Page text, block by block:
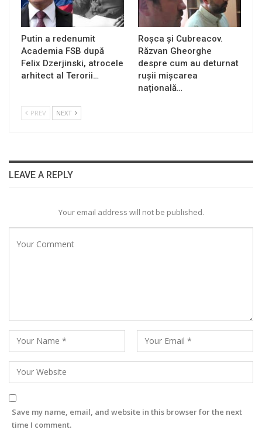
Putin a redenumit
Academia FSB după
Felix Dzerjinski, atrocele
arhitect al Terorii…
Roșca și Cubreacov.
Răzvan Gheorghe
despre cum au deturnat
rușii mișcarea
națională…
PREV NEXT
LEAVE A REPLY
Your email address will not be published.
Save my name, email, and website in this browser for the next
time I comment.